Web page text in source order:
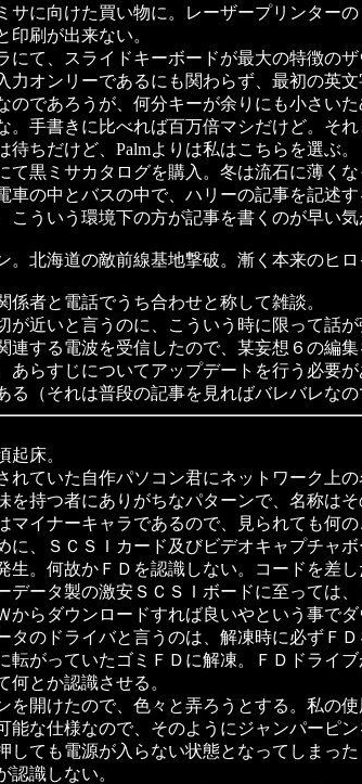
に向けた買い物に。レーザープリンターの
刷が出来ない。
て、スライドキーボードが最大の特徴の
力オンリーであるにも関わらず、最初の英
のであろうが、何分キーが余りにも小さい
。手書きに比べれば百万倍マシだけど。そ
ちだけど、Palmよりは私はこちらを選ぶ。
黒ミサカタログを購入。冬は流石に薄くな
の中とバスの中で、ハリーの記事を記述す
ういう環境下の方が記事を書くのが早い気
。北海道の敵前線基地撃破。漸く本来のヒ
者と電話でうち合わせと称して雑談。
近いと言うのに、こういう時に限って話が
する電波を受信したので、某妄想６の編集
らすじについてアップデートを行う必要
る（それは普段の記事を見ればバレバレなの
床。
ていた自作パソコン君にネットワーク上の
持つ者にありがちなパターンで、名称はそ
イナーキャラであるので、見られても何の
、ＳＣＳＩカード及びビデオキャプチャボ
。何故かＦＤを認識しない。コードを差し
ータ製の激安ＳＣＳＩボードに至っては
からダウンロードすれば良いやという事でダ
のドライバと言うのは、解凍時に必ずＦ
転がっていたゴミＦＤに解凍。ＦＤドライ
何とか認識させる。
開けたので、色々と弄ろうとする。私の
能な仕様なので、そのようにジャンパーピ
しても電源が入らない状態となってしまっ
認識しない。